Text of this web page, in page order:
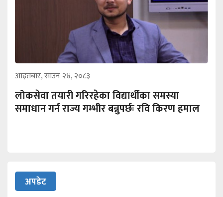
आइतबार, साउन २४, २०८३
लोकसेवा तयारी गरिरहेका विद्यार्थीका समस्या
समाधान गर्न राज्य गम्भीर बन्नुपर्छः रवि किरण हमाल
अपडेट